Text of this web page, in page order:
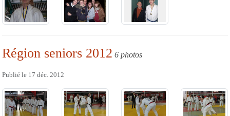
Région seniors 2012 6 photos
Publié le 17 déc. 2012